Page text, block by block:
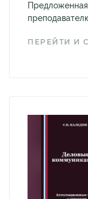
ПЕРЕЙТИ И